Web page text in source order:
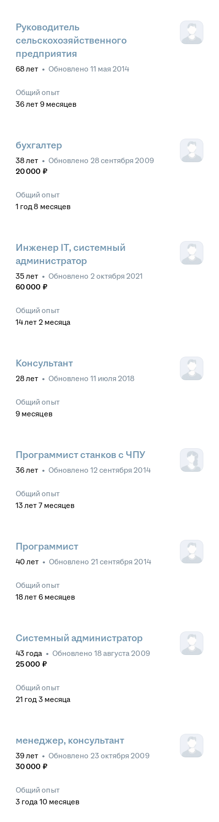
Руководитель
сельскохозяйственного
предприятия
68лет • Обновлено 11 мая 2014
Общий опыт
36лет 9 месяцев
бухгалтер
38лет • Обновлено 28 сентября 2009
20 000 ₽
Общий опыт
1 год 8 месяцев
Инженер IT, системный
администратор
35 лет • Обновлено 2 октября 2021
60 000 ₽
Общий опыт
14лет 2 месяца
Консультант
28лет • Обновлено 11 июля 2018
Общий опыт
9 месяцев
Программист станков с ЧПУ
36лет • Обновлено 12 сентября 2014
Общий опыт
13 лет 7 месяцев
Программист
40 лет • Обновлено 21 сентября 2014
Общий опыт
18лет 6 месяцев
Системный администратор
43 года • Обновлено 18 августа 2009
25 000 ₽
Общий опыт
21 год 3 месяца
менеджер, консультант
39лет • Обновлено 23 октября 2009
30 000 ₽
Общий опыт
3 года 10 месяцев